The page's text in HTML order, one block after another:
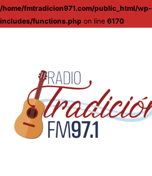
/home/fmtradicion971.com/public_html/wp-
includes/functions.php on line 6170